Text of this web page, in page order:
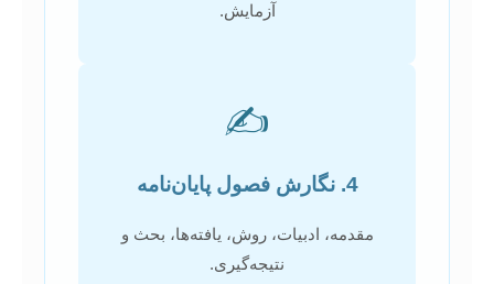
آزمایش.
✍️
4. نگارش فصول پایان‌نامه
مقدمه، ادبیات، روش، یافته‌ها، بحث و
نتیجه‌گیری.